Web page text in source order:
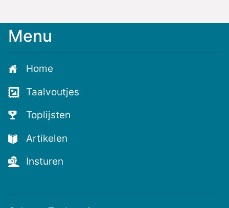
Meld
voor
de
nieuwste
voutjes
en
de
voutste
nieuwtjes!
Menu
Home
Taalvoutjes
Toplijsten
Artikelen
Insturen